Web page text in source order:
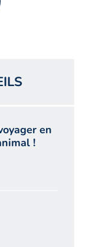
en
!